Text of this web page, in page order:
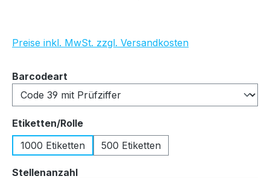
Preise inkl. MwSt. zzgl. Versandkosten
Barcodeart
Etiketten/Rolleauswählen
1000 Etiketten
500 Etiketten
Stellenanzahlauswählen